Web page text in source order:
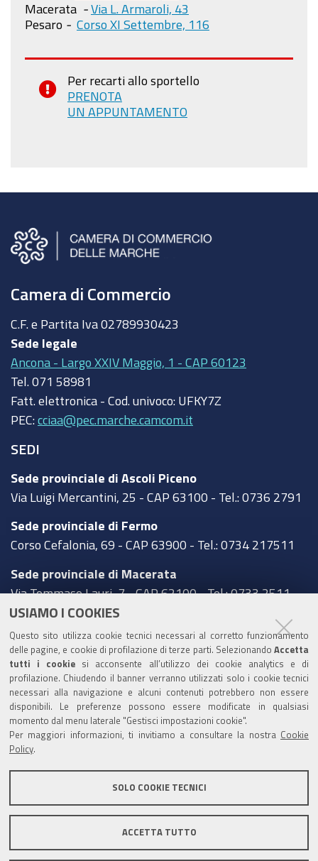
USIAMO I COOKIES
Questo sito utilizza cookie tecnici necessari al corretto funzionamento
delle pagine, e cookie di profilazione di terze parti. Selezionando Accetta
tutti i cookie si acconsente all’utilizzo dei cookie analytics e di
profilazione. Chiudendo il banner verranno utilizzati solo i cookie tecnici
necessari alla navigazione e alcuni contenuti potrebbero non essere
disponibili. Le preferenze possono essere modificate in qualsiasi
momento dal menu laterale "Gestisci impostazioni cookie".
Per maggiori informazioni, ti invitiamo a consultare la nostra Cookie
Policy
SOLO COOKIE TECNICI
ACCETTA TUTTO
Macerata - Via L. Armaroli, 43
Pesaro - Corso XI Settembre, 116
Per recarti allo sportello
PRENOTA
UN APPUNTAMENTO
Camera di Commercio
C.F. e Partita Iva 02789930423
Sede legale
Ancona - Largo XXIV Maggio, 1 - CAP 60123
Tel. 071 58981
Fatt. elettronica - Cod. univoco: UFKY7Z
PEC: cciaa@pec.marche.camcom.it
SEDI
Sede provinciale di Ascoli Piceno
Via Luigi Mercantini, 25 - CAP 63100 - Tel.: 0736 2791
Sede provinciale di Fermo
Corso Cefalonia, 69 - CAP 63900 - Tel.: 0734 217511
Sede provinciale di Macerata
Via Tommaso Lauri, 7 - CAP 62100 - Tel.: 0733 2511
Sede provinciale di Pesaro Urbino
Corso XI Settembre, 116 - CAP 61121 - Tel.: 0721
3571
TRASPARENZA
Amministrazione trasparente
Statistiche Web del sito (fonte Web Analytics Italia)
Contatti
Dichiarazione di accessibilità
Area riservata